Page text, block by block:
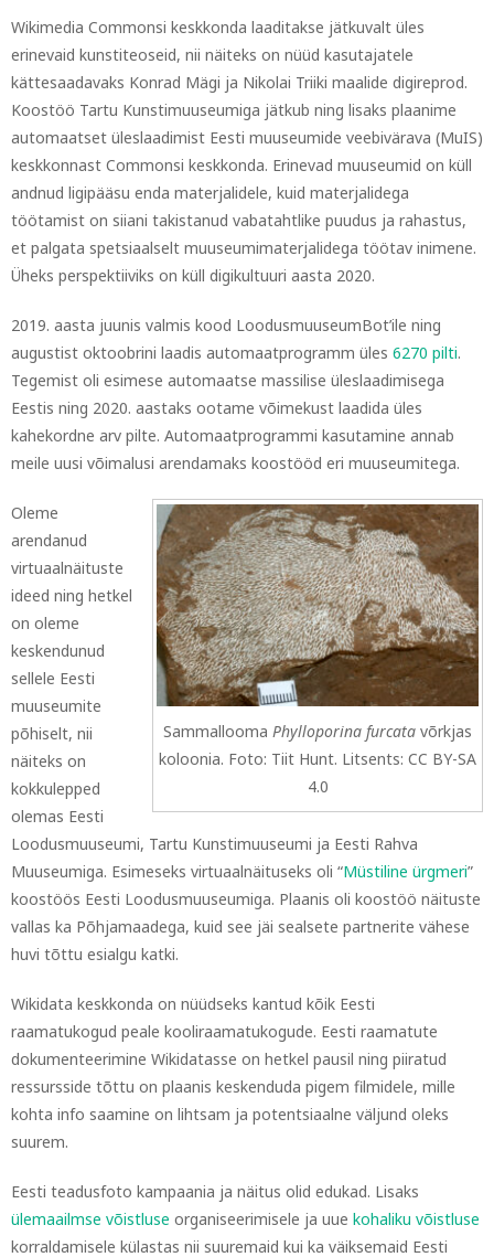
Wikimedia Commonsi keskkonda laaditakse jätkuvalt üles
erinevaid kunstiteoseid, nii näiteks on nüüd kasutajatele
kättesaadavaks Konrad Mägi ja Nikolai Triiki maalide digireprod.
Koostöö Tartu Kunstimuuseumiga jätkub ning lisaks plaanime
automaatset üleslaadimist Eesti muuseumide veebivärava (MuIS)
keskkonnast Commonsi keskkonda. Erinevad muuseumid on küll
andnud ligipääsu enda materjalidele, kuid materjalidega
töötamist on siiani takistanud vabatahtlike puudus ja rahastus,
et palgata spetsiaalselt muuseumimaterjalidega töötav inimene.
Üheks perspektiiviks on küll digikultuuri aasta 2020.
2019. aasta juunis valmis kood LoodusmuuseumBot’ile ning
augustist oktoobrini laadis automaatprogramm üles 6270 pilti.
Tegemist oli esimese automaatse massilise üleslaadimisega
Eestis ning 2020. aastaks ootame võimekust laadida üles
kahekordne arv pilte. Automaatprogrammi kasutamine annab
meile uusi võimalusi arendamaks koostööd eri muuseumitega.
Sammallooma Phylloporina furcata võrkjas
koloonia. Foto: Tiit Hunt. Litsents: CC BY-SA
4.0
Oleme
arendanud
virtuaalnäituste
ideed ning hetkel
on oleme
keskendunud
sellele Eesti
muuseumite
põhiselt, nii
näiteks on
kokkulepped
olemas Eesti
Loodusmuuseumi, Tartu Kunstimuuseumi ja Eesti Rahva
Muuseumiga. Esimeseks virtuaalnäituseks oli “Müstiline ürgmeri”
koostöös Eesti Loodusmuuseumiga. Plaanis oli koostöö näituste
vallas ka Põhjamaadega, kuid see jäi sealsete partnerite vähese
huvi tõttu esialgu katki.
Wikidata keskkonda on nüüdseks kantud kõik Eesti
raamatukogud peale kooliraamatukogude. Eesti raamatute
dokumenteerimine Wikidatasse on hetkel pausil ning piiratud
ressursside tõttu on plaanis keskenduda pigem filmidele, mille
kohta info saamine on lihtsam ja potentsiaalne väljund oleks
suurem.
Eesti teadusfoto kampaania ja näitus olid edukad. Lisaks
ülemaailmse võistluse organiseerimisele ja uue kohaliku võistluse
korraldamisele külastas nii suuremaid kui ka väiksemaid Eesti